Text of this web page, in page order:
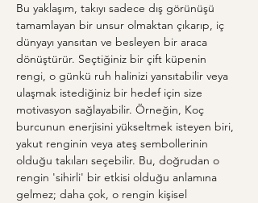
Bu yaklaşım, takıyı sadece dış görünüşü
tamamlayan bir unsur olmaktan çıkarıp, iç
dünyayı yansıtan ve besleyen bir araca
dönüştürür. Seçtiğiniz bir çift küpenin
rengi, o günkü ruh halinizi yansıtabilir veya
ulaşmak istediğiniz bir hedef için size
motivasyon sağlayabilir. Örneğin, Koç
burcunun enerjisini yükseltmek isteyen biri,
yakut renginin veya ateş sembollerinin
olduğu takıları seçebilir. Bu, doğrudan o
rengin 'sihirli' bir etkisi olduğu anlamına
gelmez; daha çok, o rengin kişisel